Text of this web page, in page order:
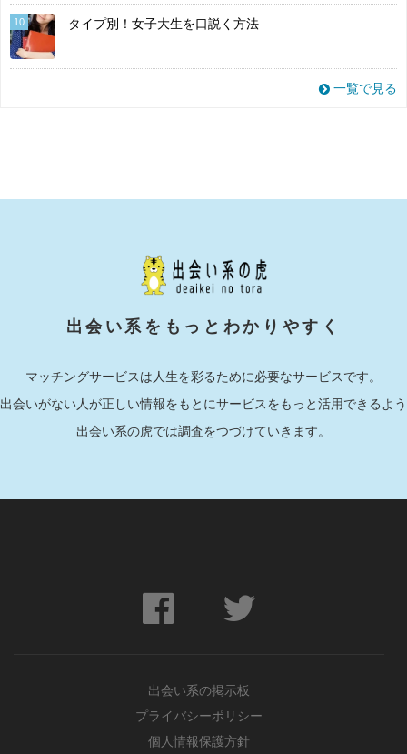
10 タイプ別！女子大生を口説く方法
一覧で見る
出会い系をもっとわかりやすく
マッチングサービスは人生を彩るために必要なサービスです。
出会いがない人が正しい情報をもとにサービスをもっと活用できるよう
出会い系の虎では調査をつづけていきます。
出会い系の掲示板
プライバシーポリシー
個人情報保護方針